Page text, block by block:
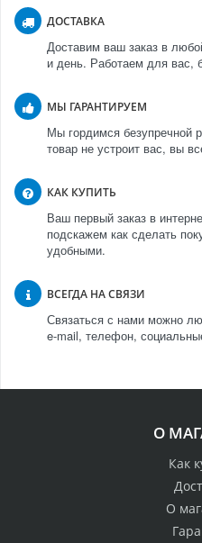
ДОСТАВКА
Доставим ваш заказ в
и день. Работаем для вас,
МЫ ГАРАНТИРУЕМ
Мы гордимся безупречной
товар не устроит вас, вы
КАК КУПИТЬ
Ваш первый заказ в
подскажем как сделать
удобными.
ВСЕГДА НА СВЯЗИ
Связаться с нами можно
e-mail, телефон,
О
Как
О